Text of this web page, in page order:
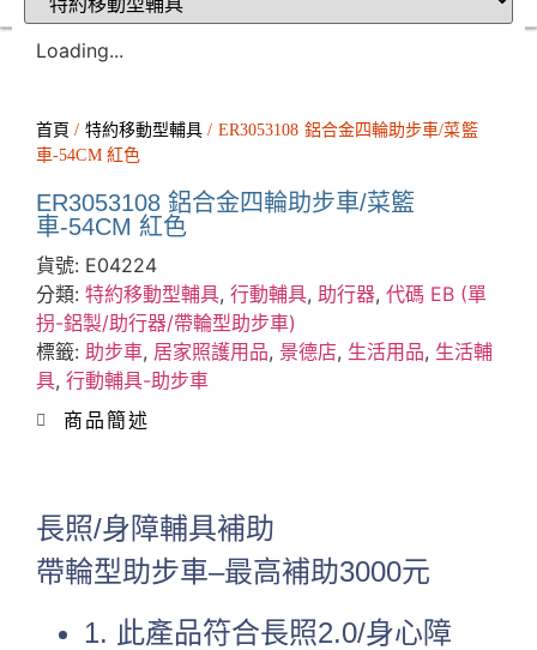
Loading...
首頁 / 特約移動型輔具 / ER3053108 鋁合金四輪助步車/菜籃
車-54CM 紅色
ER3053108 鋁合金四輪助步車/菜籃
車-54CM 紅色
貨號: E04224
分類: 特約移動型輔具, 行動輔具, 助行器, 代碼 EB (單
拐-鋁製/助行器/帶輪型助步車)
標籤: 助步車, 居家照護用品, 景德店, 生活用品, 生活輔
具, 行動輔具-助步車
商品簡述
長照/身障輔具補助
帶輪型助步車–最高補助3000元
1. 此產品符合長照2.0/身心障